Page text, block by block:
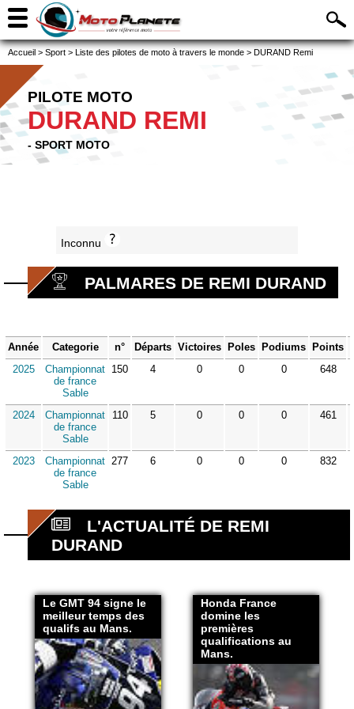
Accueil > Sport > Liste des pilotes de moto à travers le monde > DURAND Remi
PILOTE MOTO
DURAND REMI
- SPORT MOTO
Inconnu
PALMARES DE REMI DURAND
Année Categorie n° Départs Victoires Poles Podiums Points
2025
Championnat
de france
Sable
150 4 0 0 0 648
2024
Championnat
de france
Sable
110 5 0 0 0 461
2023
Championnat
de france
Sable
277 6 0 0 0 832
L'ACTUALITÉ DE REMI
DURAND
Le GMT 94 signe le
meilleur temps des
qualifs au Mans.
Honda France
domine les
premières
qualifications au
Mans.